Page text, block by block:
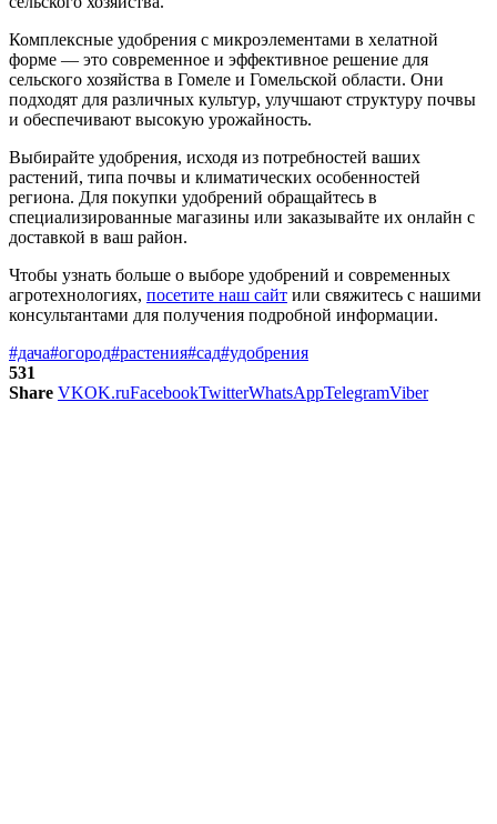
Комплексные удобрения с микроэлементами в хелатной
форме — это современное и эффективное решение для
сельского хозяйства в Гомеле и Гомельской области. Они
подходят для различных культур, улучшают структуру почвы
и обеспечивают высокую урожайность.
Выбирайте удобрения, исходя из потребностей ваших
растений, типа почвы и климатических особенностей
региона. Для покупки удобрений обращайтесь в
специализированные магазины или заказывайте их онлайн с
доставкой в ваш район.
Чтобы узнать больше о выборе удобрений и современных
агротехнологиях, посетите наш сайт или свяжитесь с нашими
консультантами для получения подробной информации.
#дача#огород#растения#сад#удобрения
531
Share VKOK.ruFacebookTwitterWhatsAppTelegramViber